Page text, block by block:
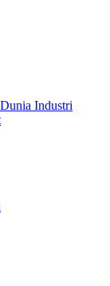
Industri